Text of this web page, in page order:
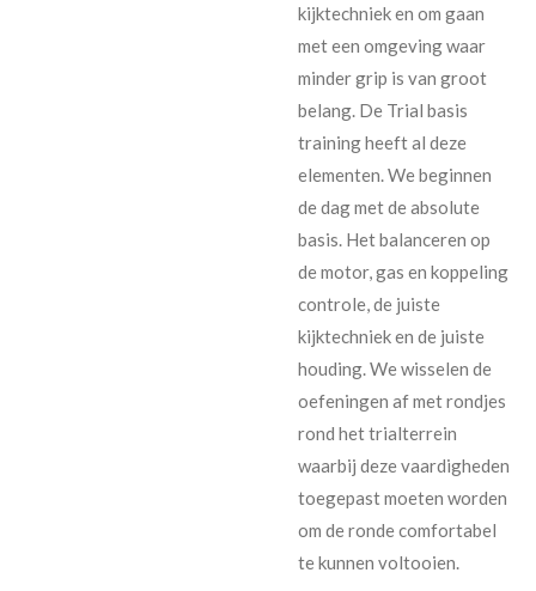
kijktechniek en om gaan
met een omgeving waar
minder grip is van groot
belang. De Trial basis
training heeft al deze
elementen. We beginnen
de dag met de absolute
basis. Het balanceren op
de motor, gas en koppeling
controle, de juiste
kijktechniek en de juiste
houding. We wisselen de
oefeningen af met rondjes
rond het trialterrein
waarbij deze vaardigheden
toegepast moeten worden
om de ronde comfortabel
te kunnen voltooien.